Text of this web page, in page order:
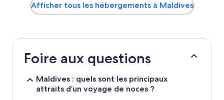
des
heures
Afficher tous les hébergements à Maldives
Foire aux questions
Maldives : quels sont les principaux
attraits d’un voyage de noces ?